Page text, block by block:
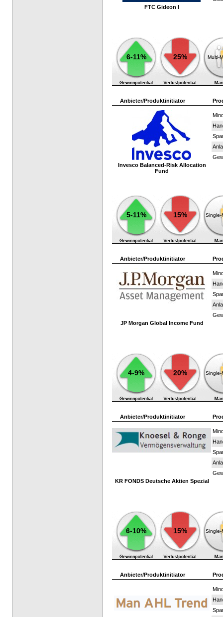
FTC Gideon I
6-11% 25% Multi-
Anbieter/Produktinitiator
Invesco Balanced-Risk Allocation
Fund
5-11% 15% Single-
Anbieter/Produktinitiator
JP Morgan Global Income Fund
4-9% 20% Single-
Anbieter/Produktinitiator
KR FONDS Deutsche Aktien Spezial
6-10% 15% Single-
Anbieter/Produktinitiator